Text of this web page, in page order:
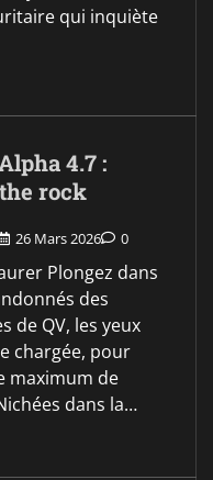
qui inquiète
4.7 :
rock
26 Mars 2026 0
Plongez dans
des
de QV, les yeux
chargée, pour
maximum de
dans la…